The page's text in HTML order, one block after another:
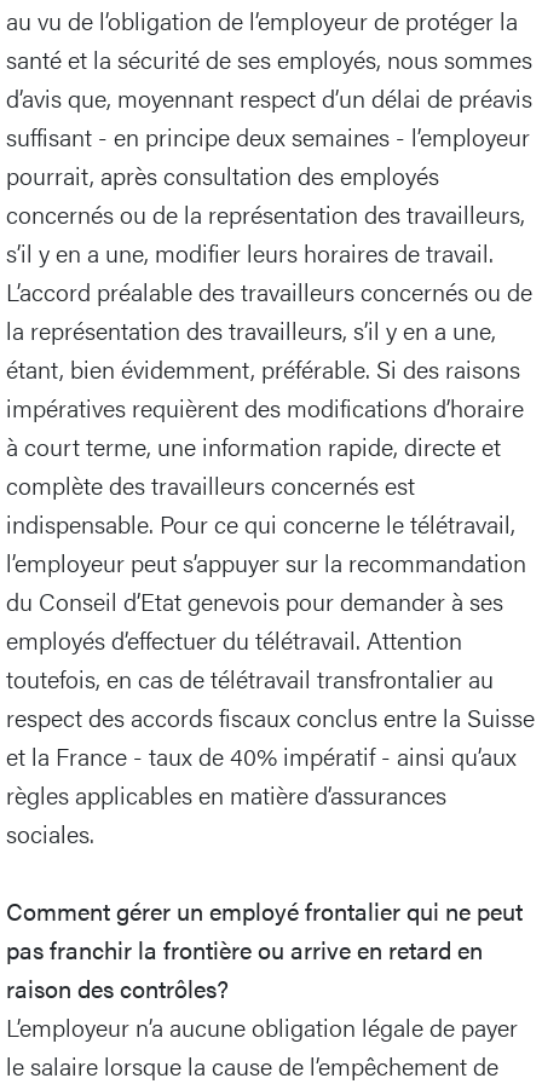
au vu de l’obligation de l’employeur de protéger la
santé et la sécurité de ses employés, nous sommes
d’avis que, moyennant respect d’un délai de préavis
suffisant - en principe deux semaines - l’employeur
pourrait, après consultation des employés
concernés ou de la représentation des travailleurs,
s’il y en a une, modifier leurs horaires de travail.
L’accord préalable des travailleurs concernés ou de
la représentation des travailleurs, s’il y en a une,
étant, bien évidemment, préférable. Si des raisons
impératives requièrent des modifications d’horaire
à court terme, une information rapide, directe et
complète des travailleurs concernés est
indispensable. Pour ce qui concerne le télétravail,
l’employeur peut s’appuyer sur la recommandation
du Conseil d’Etat genevois pour demander à ses
employés d’effectuer du télétravail. Attention
toutefois, en cas de télétravail transfrontalier au
respect des accords fiscaux conclus entre la Suisse
et la France - taux de 40% impératif - ainsi qu’aux
règles applicables en matière d’assurances
sociales.
Comment gérer un employé frontalier qui ne peut
pas franchir la frontière ou arrive en retard en
raison des contrôles?
L’employeur n’a aucune obligation légale de payer
le salaire lorsque la cause de l’empêchement de